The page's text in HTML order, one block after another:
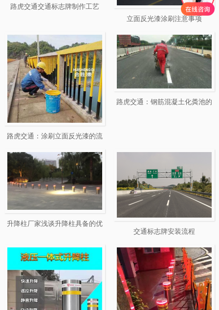
路虎交通交通标志牌制作工艺
立面反光漆涂刷注意事项
路虎交通：涂刷立面反光漆的流
路虎交通：钢筋混凝土化粪池的
升降柱厂家浅谈升降柱具备的优
交通标志牌安装流程